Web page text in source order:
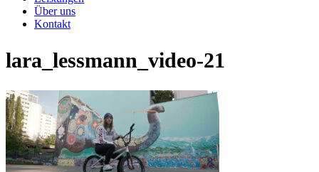
Über uns
Kontakt
lara_lessmann_video-21